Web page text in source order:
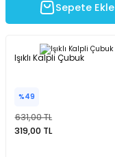
Sepete Ekle
Işıklı Kalpli Çubuk
%49
631,00 TL
319,00 TL